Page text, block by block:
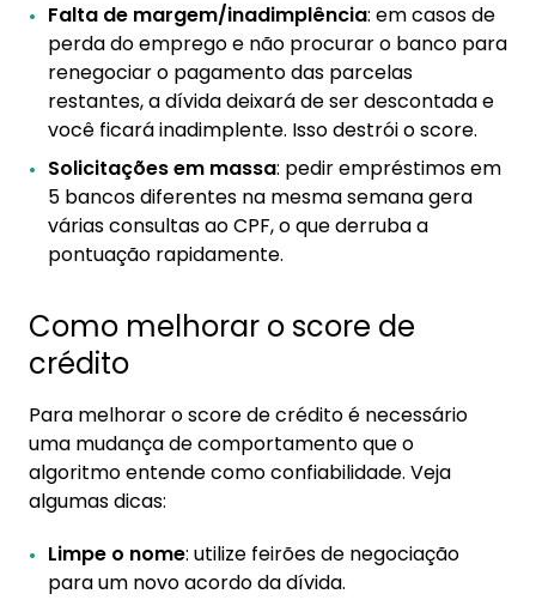
Falta de margem/inadimplência: em casos de
perda do emprego e não procurar o banco para
renegociar o pagamento das parcelas
restantes, a dívida deixará de ser descontada e
você ficará inadimplente. Isso destrói o score.
Solicitações em massa: pedir empréstimos em
5 bancos diferentes na mesma semana gera
várias consultas ao CPF, o que derruba a
pontuação rapidamente.
Como melhorar o score de
crédito
Para melhorar o score de crédito é necessário
uma mudança de comportamento que o
algoritmo entende como confiabilidade. Veja
algumas dicas:
Limpe o nome: utilize feirões de negociação
para um novo acordo da dívida.